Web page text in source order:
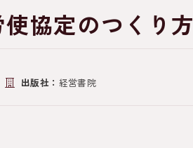
協定のつくり方
出版社： 経営書院